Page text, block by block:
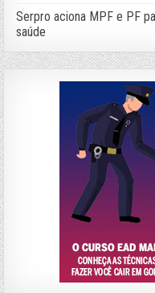
Serpro aciona MPF e PF
saúde